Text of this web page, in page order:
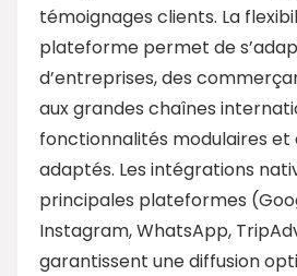
témoignages clients. La
plateforme permet de
d’entreprises, des
aux grandes chaînes
fonctionnalités modulaires et
adaptés. Les intégrations
principales plateformes
Instagram, WhatsApp,
garantissent une diffusion